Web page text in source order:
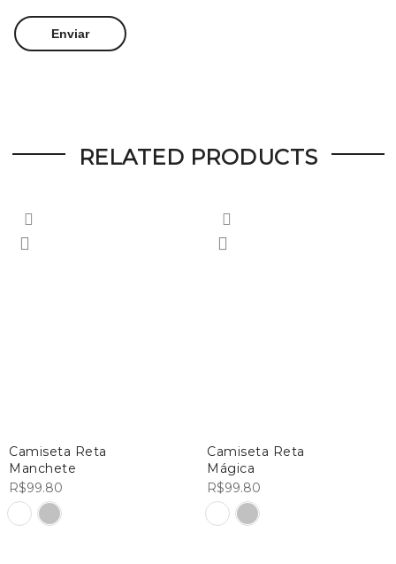
RELATED PRODUCTS
Camiseta Reta
Manchete
R$99.80
Camiseta Reta
Mágica
R$99.80